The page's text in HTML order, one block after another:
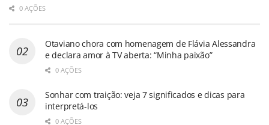
0 AÇÕES
Otaviano chora com homenagem de Flávia Alessandra
e declara amor à TV aberta: “Minha paixão”
0 AÇÕES
Sonhar com traição: veja 7 significados e dicas para
interpretá-los
0 AÇÕES